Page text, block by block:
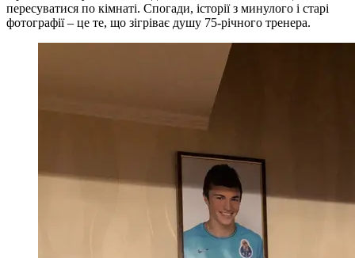
пересуватися по кімнаті. Спогади, історії з минулого і старі
фотографії – це те, що зігріває душу 75-річного тренера.